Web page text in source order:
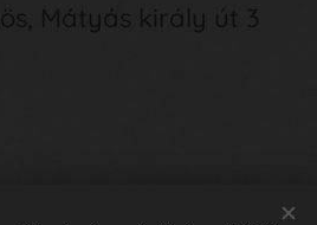
Mátyás király út 3